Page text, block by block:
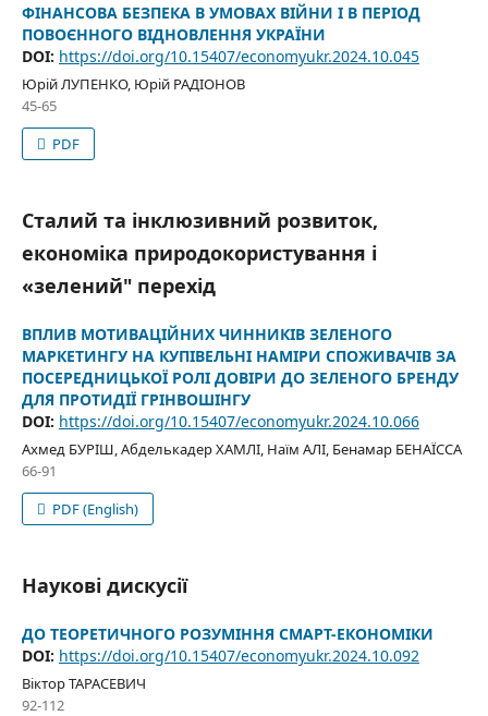
ФІНАНСОВА БЕЗПЕКА В УМОВАХ ВІЙНИ І В ПЕРІОД
ПОВОЄННОГО ВІДНОВЛЕННЯ УКРАЇНИ
DOI: https://doi.org/10.15407/economyukr.2024.10.045
Юрій ЛУПЕНКО, Юрій РАДІОНОВ
45-65
PDF
Сталий та інклюзивний розвиток,
економіка природокористування і
«зелений" перехід
ВПЛИВ МОТИВАЦІЙНИХ ЧИННИКІВ ЗЕЛЕНОГО
МАРКЕТИНГУ НА КУПІВЕЛЬНІ НАМІРИ СПОЖИВАЧІВ ЗА
ПОСЕРЕДНИЦЬКОЇ РОЛІ ДОВІРИ ДО ЗЕЛЕНОГО БРЕНДУ
ДЛЯ ПРОТИДІЇ ГРІНВОШІНГУ
DOI: https://doi.org/10.15407/economyukr.2024.10.066
Ахмед БУРІШ, Абделькадер ХАМЛІ, Наїм АЛІ, Бенамар БЕНАЇССА
66-91
PDF (English)
Наукові дискусії
ДО ТЕОРЕТИЧНОГО РОЗУМІННЯ СМАРТ-ЕКОНОМІКИ
DOI: https://doi.org/10.15407/economyukr.2024.10.092
Віктор ТАРАСЕВИЧ
92-112